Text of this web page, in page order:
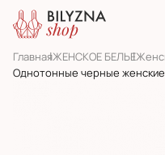
ГлавнаяЖЕНСКОЕ БЕЛЬЕ
Однотонные черные женские